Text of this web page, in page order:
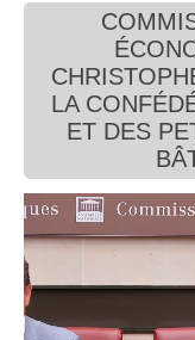
AIDE À LA DÉCOUPE
LA
ET DES